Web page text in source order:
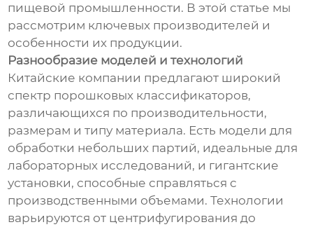
пищевой промышленности. В этой статье мы
рассмотрим ключевых производителей и
особенности их продукции.
Разнообразие моделей и технологий
Китайские компании предлагают широкий
спектр порошковых классификаторов,
различающихся по производительности,
размерам и типу материала. Есть модели для
обработки небольших партий, идеальные для
лабораторных исследований, и гигантские
установки, способные справляться с
производственными объемами. Технологии
варьируются от центрифугирования до